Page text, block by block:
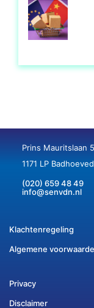
Prins Mauritslaan 5
1171 LP
(020) 659 48 49
info@senvdn.nl
Klachtenregeling
Algemene
Privacy
Disclaimer